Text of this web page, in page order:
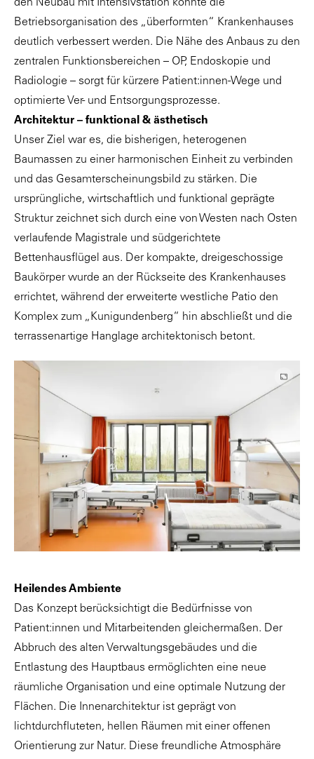
den Neubau mit Intensivstation konnte die
Betriebsorganisation des „überformten“ Krankenhauses
deutlich verbessert werden. Die Nähe des Anbaus zu den
zentralen Funktionsbereichen – OP, Endoskopie und
Radiologie – sorgt für kürzere Patient:innen-Wege und
optimierte Ver- und Entsorgungsprozesse.
Architektur – funktional & ästhetisch
Unser Ziel war es, die bisherigen, heterogenen
Baumassen zu einer harmonischen Einheit zu verbinden
und das Gesamterscheinungsbild zu stärken. Die
ursprüngliche, wirtschaftlich und funktional geprägte
Struktur zeichnet sich durch eine von Westen nach Osten
verlaufende Magistrale und südgerichtete
Bettenhausflügel aus. Der kompakte, dreigeschossige
Baukörper wurde an der Rückseite des Krankenhauses
errichtet, während der erweiterte westliche Patio den
Komplex zum „Kunigundenberg“ hin abschließt und die
terrassenartige Hanglage architektonisch betont.
Heilendes Ambiente
Das Konzept berücksichtigt die Bedürfnisse von
Patient:innen und Mitarbeitenden gleichermaßen. Der
Abbruch des alten Verwaltungsgebäudes und die
Entlastung des Hauptbaus ermöglichten eine neue
räumliche Organisation und eine optimale Nutzung der
Flächen. Die Innenarchitektur ist geprägt von
lichtdurchfluteten, hellen Räumen mit einer offenen
Orientierung zur Natur. Diese freundliche Atmosphäre